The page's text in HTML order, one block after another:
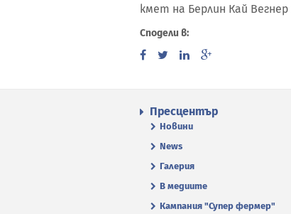
кмет на Берлин Кай
Сподели в:
Пресцентър
Новини
News
Галерия
В медиите
Кампания "Супер фермер"